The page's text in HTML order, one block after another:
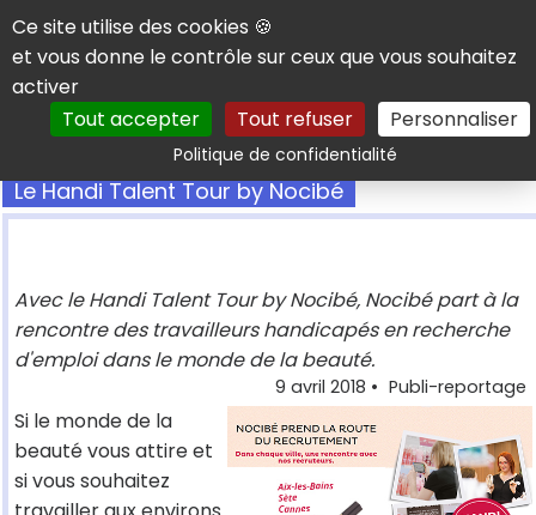
Panneau de gestion des cookies
Ce site utilise des cookies 🍪
et vous donne le contrôle sur ceux que vous souhaitez
activer
Tout accepter
Tout refuser Personnaliser
Politique de confidentialitéRechercher
Le Handi Talent Tour by Nocibé
Avec le Handi Talent Tour by Nocibé, Nocibé part à la
rencontre des travailleurs handicapés en recherche
d'emploi dans le monde de la beauté.
9 avril 2018 • Publi-reportage
Si le monde de la
beauté vous attire et
si vous souhaitez